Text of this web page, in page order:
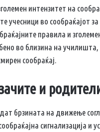
интензитет на
учесници во сообраќајот за
правила и
во близина на
сообраќај.
и
брзината на движење
сигнализација и